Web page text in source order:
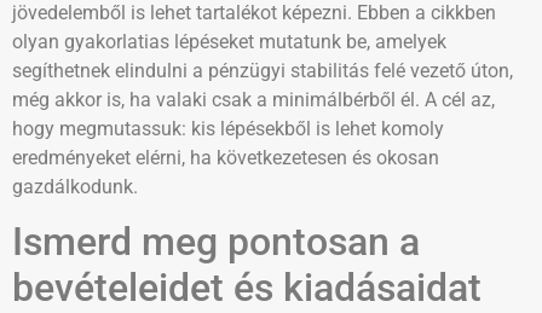
jövedelemből is lehet tartalékot képezni. Ebben a cikkben
olyan gyakorlatias lépéseket mutatunk be, amelyek
segíthetnek elindulni a pénzügyi stabilitás felé vezető úton,
még akkor is, ha valaki csak a minimálbérből él. A cél az,
hogy megmutassuk: kis lépésekből is lehet komoly
eredményeket elérni, ha következetesen és okosan
gazdálkodunk.
Ismerd meg pontosan a
bevételeidet és kiadásaidat